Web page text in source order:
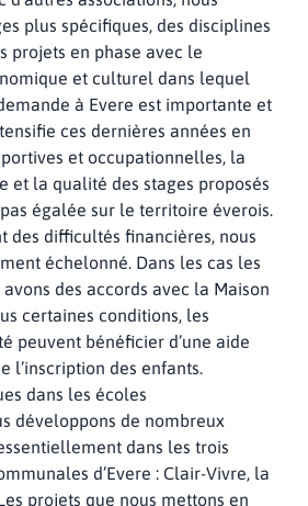
plus spécifiques, des disciplines
projets en phase avec le
et culturel dans lequel
à Evere est importante et
ces dernières années en
et occupationnelles, la
et la qualité des stages proposés
pas égalée sur le territoire éverois.
des difficultés financières, nous
échelonné. Dans les cas les
des accords avec la Maison
certaines conditions, les
peuvent bénéficier d’une aide
l’inscription des enfants.
dans les écoles
développons de nombreux
dans les trois
d’Evere : Clair-Vivre, la
projets que nous mettons en